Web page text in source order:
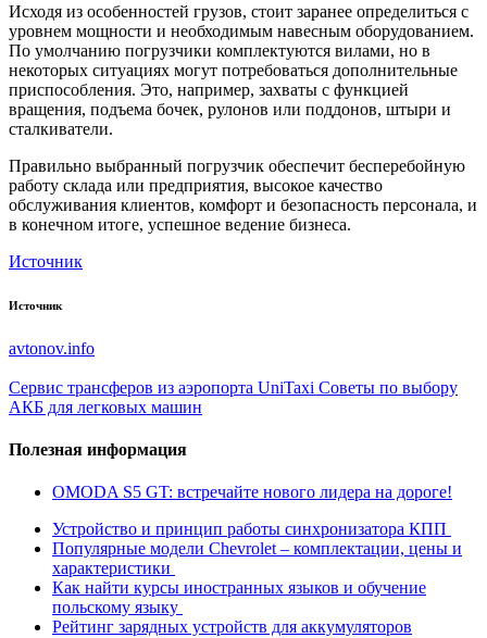
Исходя из особенностей грузов, стоит заранее определиться с
уровнем мощности и необходимым навесным оборудованием.
По умолчанию погрузчики комплектуются вилами, но в
некоторых ситуациях могут потребоваться дополнительные
приспособления. Это, например, захваты с функцией
вращения, подъема бочек, рулонов или поддонов, штыри и
сталкиватели.
Правильно выбранный погрузчик обеспечит бесперебойную
работу склада или предприятия, высокое качество
обслуживания клиентов, комфорт и безопасность персонала, и
в конечном итоге, успешное ведение бизнеса.
Источник
Источник
avtonov.info
Сервис трансферов из аэропорта UniTaxi Советы по выбору
АКБ для легковых машин
Полезная информация
OMODA S5 GT: встречайте нового лидера на дороге!
Устройство и принцип работы синхронизатора КПП
Популярные модели Chevrolet – комплектации, цены и
характеристики
Как найти курсы иностранных языков и обучение
польскому языку
Рейтинг зарядных устройств для аккумуляторов